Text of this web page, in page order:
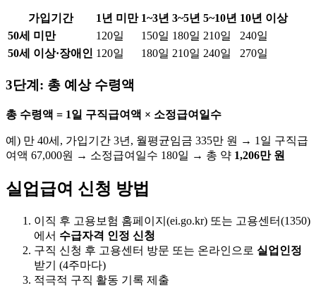
가입기간 1년 미만 1~3년 3~5년 5~10년 10년 이상
50세 미만
120일 150일 180일 210일
240일
50세 이상·장애인 120일 180일 210일 240일 270일
3단계: 총 예상 수령액
총 수령액 = 1일 구직급여액 × 소정급여일수
예) 만 40세, 가입기간 3년, 월평균임금 335만 원 → 1일 구직급
여액 67,000원 → 소정급여일수 180일 → 총 약 1,206만 원
실업급여 신청 방법
이직 후 고용보험 홈페이지(ei.go.kr) 또는 고용센터(1350)
에서 수급자격 인정 신청
구직 신청 후 고용센터 방문 또는 온라인으로 실업인정
받기 (4주마다)
적극적 구직 활동 기록 제출